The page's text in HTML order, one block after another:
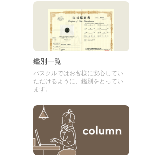
鑑別一覧
パスクルではお客様に安心してい
ただけるように、鑑別をとってい
ます。